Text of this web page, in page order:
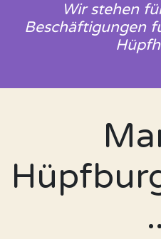
Wir stehen
Beschäftigungen